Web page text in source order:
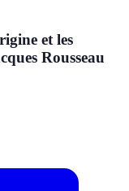
et les
Rousseau